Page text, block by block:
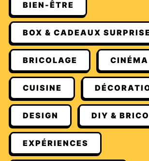
BIEN-ÊTRE
BOX & CADEAUX
BRICOLAGE CINÉMA
CUISINE
DESIGN DIY &
EXPÉRIENCES